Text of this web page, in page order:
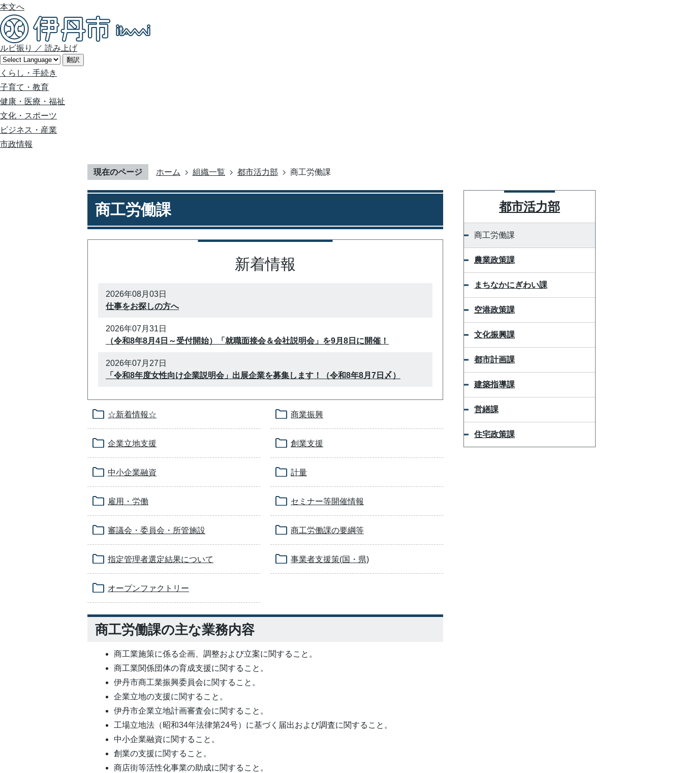
本文へ
ルビ振り ／ 読み上げ
翻訳
くらし・手続き
子育て・教育
健康・医療・福祉
文化・スポーツ
ビジネス・産業
市政情報
現在のページ ホーム 組織一覧 都市活力部 商工労働課
商工労働課
新着情報
2026年08月03日
仕事をお探しの方へ
2026年07月31日
（令和8年8月4日～受付開始）「就職面接会＆会社説明会」を9月8日に開催！
2026年07月27日
「令和8年度女性向け企業説明会」出展企業を募集します！（令和8年8月7日〆）
☆新着情報☆ 商業振興
企業立地支援 創業支援
中小企業融資 計量
雇用・労働 セミナー等開催情報
審議会・委員会・所管施設 商工労働課の要綱等
指定管理者選定結果について 事業者支援策(国・県)
オープンファクトリー
商工労働課の主な業務内容
商工業施策に係る企画、調整および立案に関すること。
商工業関係団体の育成支援に関すること。
伊丹市商工業振興委員会に関すること。
企業立地の支援に関すること。
伊丹市企業立地計画審査会に関すること。
工場立地法（昭和34年法律第24号）に基づく届出および調査に関すること。
中小企業融資に関すること。
創業の支援に関すること。
商店街等活性化事業の助成に関すること。
都市活力部
商工労働課
農業政策課
まちなかにぎわい課
空港政策課
文化振興課
都市計画課
建築指導課
営繕課
住宅政策課